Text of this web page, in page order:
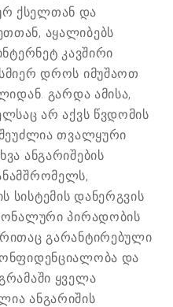
ქსელთან და
აყალიბებს
კავშირი
დროს იმუშაოთ
გარდა ამისა,
არ აქვს წვდომის
თვალყური
ანგარიშების
სისტემის დანერგვის
პირადობის
გარანტირებული
და
ყველა
ანგარიშის